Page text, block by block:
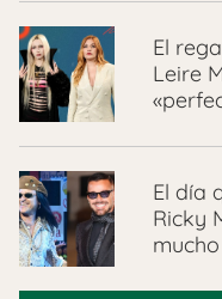
El
Leire
El día
Ricky